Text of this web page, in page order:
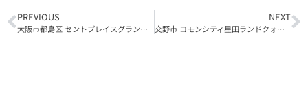
PREVIOUS
大阪市都島区 セントプレイスグランドプレミオ リフォーム工事着工
NEXT
交野市 コモンシティ星田ランドクォーレ1号棟 リフォーム工事着工